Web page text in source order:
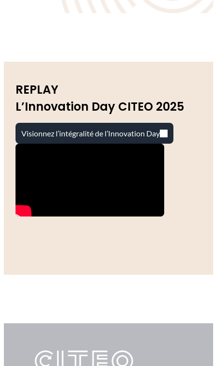
REPLAY
L’Innovation Day CITEO 2025
Visionnez l’intégralité de l’Innovation Day